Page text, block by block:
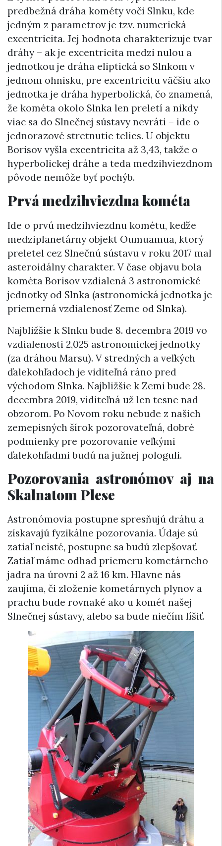
predbežná dráha kométy voči Slnku, kde
jedným z parametrov je tzv. numerická
excentricita. Jej hodnota charakterizuje tvar
dráhy – ak je excentricita medzi nulou a
jednotkou je dráha eliptická so Slnkom v
jednom ohnisku, pre excentricitu väčšiu ako
jednotka je dráha hyperbolická, čo znamená,
že kométa okolo Slnka len preletí a nikdy
viac sa do Slnečnej sústavy nevráti – ide o
jednorazové stretnutie telies. U objektu
Borisov vyšla excentricita až 3,43, takže o
hyperbolickej dráhe a teda medzihviezdnom
pôvode nemôže byť pochýb.
Prvá medzihviezdna kométa
Ide o prvú medzihviezdnu kométu, keďže
medziplanetárny objekt Oumuamua, ktorý
preletel cez Slnečnú sústavu v roku 2017 mal
asteroidálny charakter. V čase objavu bola
kométa Borisov vzdialená 3 astronomické
jednotky od Slnka (astronomická jednotka je
priemerná vzdialenosť Zeme od Slnka).
Najbližšie k Slnku bude 8. decembra 2019 vo
vzdialenosti 2,025 astronomickej jednotky
(za dráhou Marsu). V stredných a veľkých
ďalekohľadoch je viditeľná ráno pred
východom Slnka. Najbližšie k Zemi bude 28.
decembra 2019, viditeľná už len tesne nad
obzorom. Po Novom roku nebude z našich
zemepisných šírok pozorovateľná, dobré
podmienky pre pozorovanie veľkými
ďalekohľadmi budú na južnej pologuli.
Pozorovania astronómov aj na
Skalnatom Plese
Astronómovia postupne spresňujú dráhu a
získavajú fyzikálne pozorovania. Údaje sú
zatiaľ neisté, postupne sa budú zlepšovať.
Zatiaľ máme odhad priemeru kometárneho
jadra na úrovni 2 až 16 km. Hlavne nás
zaujíma, či zloženie kometárnych plynov a
prachu bude rovnaké ako u komét našej
Slnečnej sústavy, alebo sa bude niečím líšiť.